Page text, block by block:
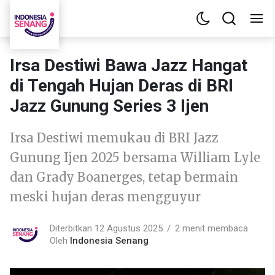
Irsa Destiwi Bawa Jazz Hangat
di Tengah Hujan Deras di BRI
Jazz Gunung Series 3 Ijen
Irsa Destiwi memukau di BRI Jazz
Gunung Ijen 2025 bersama William Lyle
dan Grady Boanerges, tetap bermain
meski hujan deras mengguyur
Diterbitkan 12 Agustus 2025
2 menit membaca
Oleh Indonesia Senang